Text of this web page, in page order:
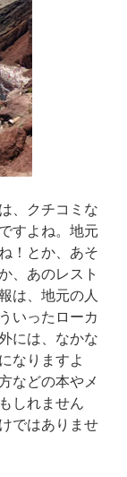
、クチコミな
すよね。地元
！とか、あそ
、あのレスト
は、地元の人
いったローカ
には、なかな
なりますよ
などの本やメ
しれません
ではありませ